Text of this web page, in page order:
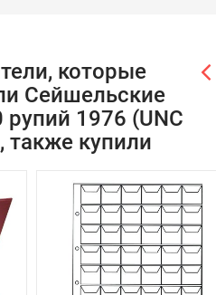
которые
Сейшельские
рупий 1976 (UNC
также купили